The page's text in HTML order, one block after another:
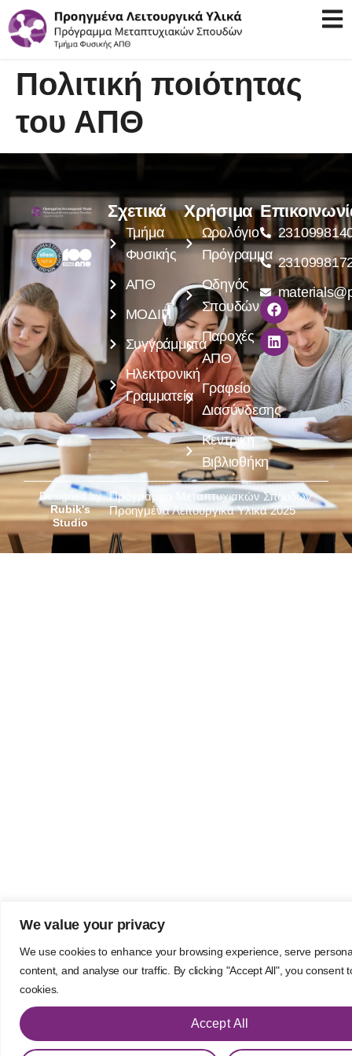
We value your privacy
We use cookies to enhance your browsing experience, serve
content, and analyse our traffic. By clicking "Accept All", you consent
cookies.
Accept All
Πολιτική ποιότητας
του ΑΠΘ
Σχετικά
Τμήμα
Φυσικής
ΑΠΘ
ΜΟΔΙΠ
Συγγράμματα
Ηλεκτρονική
Γραμματεία
Χρήσιμα
Ωρολόγιο
Πρόγραμμα
Οδηγός
Σπουδών
Παροχές
ΑΠΘ
Γραφείο
Διασύνδεσης
Κεντρική
Βιβλιοθήκη
Designed by
Rubik's
Studio
Πρόγραμμα Μεταπτυχιακών Σπουδών
Προηγμένα Λειτουργικά Υλικά 2025